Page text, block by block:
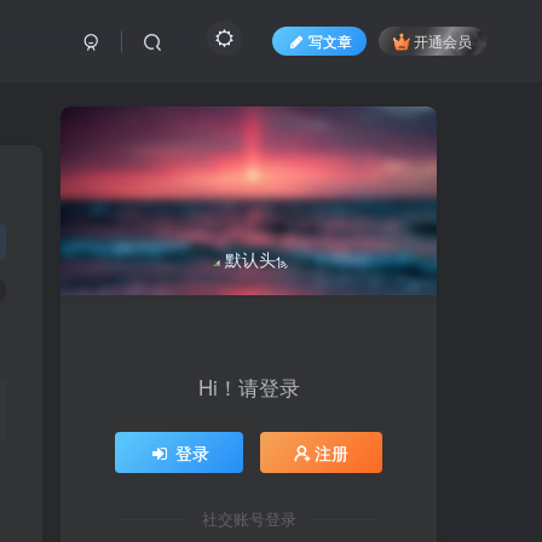
写文章 开通会员
Hi！请登录
登录 注册
社交账号登录